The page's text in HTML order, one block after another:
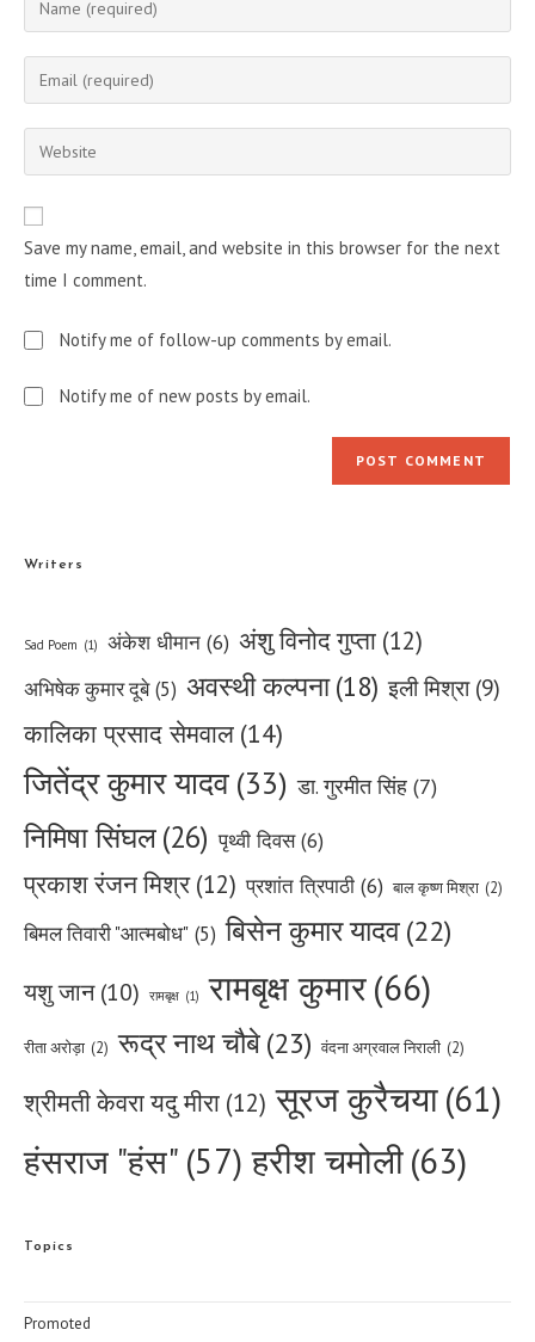
your
name
comment
Enter
your
email
address
Enter
your
URL
(optional)
Save my name, email, and website in this browser for the next
time I comment.
Notify me of follow-up comments by email.
Notify me of new posts by email.
Writers
Sad Poem (1) अंकेश धीमान (6) अंशु विनोद गुप्ता (12)
अभिषेक कुमार दूबे (5) अवस्थी कल्पना (18) इली मिश्रा (9)
कालिका प्रसाद सेमवाल (14)
जितेंद्र कुमार यादव (33) डा. गुरमीत सिंह (7)
निमिषा सिंघल(26) पृथ्वी दिवस (6)
प्रकाश रंजन मिश्र (12) प्रशांत त्रिपाठी (6) बाल कृष्ण मिश्रा (2)
बिमल तिवारी "आत्मबोध" (5) बिसेन कुमार यादव(22)
यशु जान (10) रामबृक्ष (1) रामबृक्ष कुमार(66)
रीता अरोड़ा (2) रूद्र नाथ चौबे(23) वंदना अग्रवाल निराली (2)
श्रीमती केवरा यदु मीरा (12) सूरज कुरैचया(61)
हंसराज "हंस" (57) हरीश चमोली(63)
Topics
Promoted